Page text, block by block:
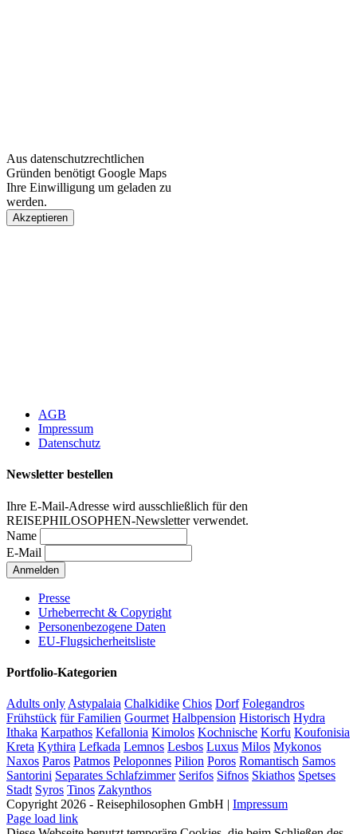
Aus datenschutzrechtlichen
Gründen benötigt Google Maps
Ihre Einwilligung um geladen zu
werden.
Akzeptieren
AGB
Impressum
Datenschutz
Newsletter bestellen
Ihre E-Mail-Adresse wird ausschließlich für den
REISEPHILOSOPHEN-Newsletter verwendet.
Name
E-Mail
Presse
Urheberrecht & Copyright
Personenbezogene Daten
EU-Flugsicherheitsliste
Portfolio-Kategorien
Adults only Astypalaia Chalkidike Chios Dorf Folegandros
Frühstück für Familien Gourmet Halbpension Historisch Hydra
Ithaka Karpathos Kefallonia Kimolos Kochnische Korfu Koufonisia
Kreta Kythira Lefkada Lemnos Lesbos Luxus Milos Mykonos
Naxos Paros Patmos Peloponnes Pilion Poros Romantisch Samos
Santorini Separates Schlafzimmer Serifos Sifnos Skiathos Spetses
Stadt Syros Tinos Zakynthos
Copyright 2026 - Reisephilosophen GmbH | Impressum
Page load link